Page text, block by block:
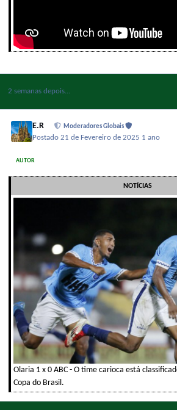
2 semanas depois...
E.R Moderadores Globais
Postado21 de Fevereiro de 2025 1 ano
AUTOR
NOTÍCIAS
Olaria 1 x 0 ABC - O time carioca está
Copa do Brasil.